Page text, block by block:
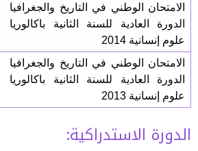
الامتحان الوطني في التاريخ والجغرافيا
الدورة العادية للسنة الثانية باكالوريا
علوم إنسانية 2014
الامتحان الوطني في التاريخ والجغرافيا
الدورة العادية للسنة الثانية باكالوريا
علوم إنسانية 2013
الدورة الاستدراكية: